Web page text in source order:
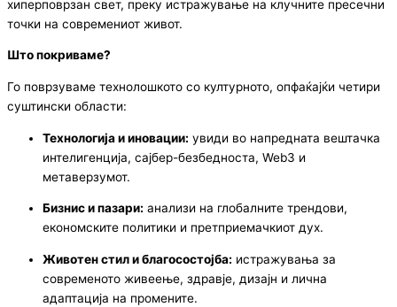
хиперповрзан свет, преку истражување на клучните пресечни
точки на современиот живот.
Што покриваме?
Го поврзуваме технолошкото со културното, опфаќајќи четири
суштински области:
Технологија и иновации: увиди во напредната вештачка
интелигенција, сајбер-безбедноста, Web3 и
метаверзумот.
Бизнис и пазари: анализи на глобалните трендови,
економските политики и претприемачкиот дух.
Животен стил и благосостојба: истражувања за
современото живеење, здравје, дизајн и лична
адаптација на промените.